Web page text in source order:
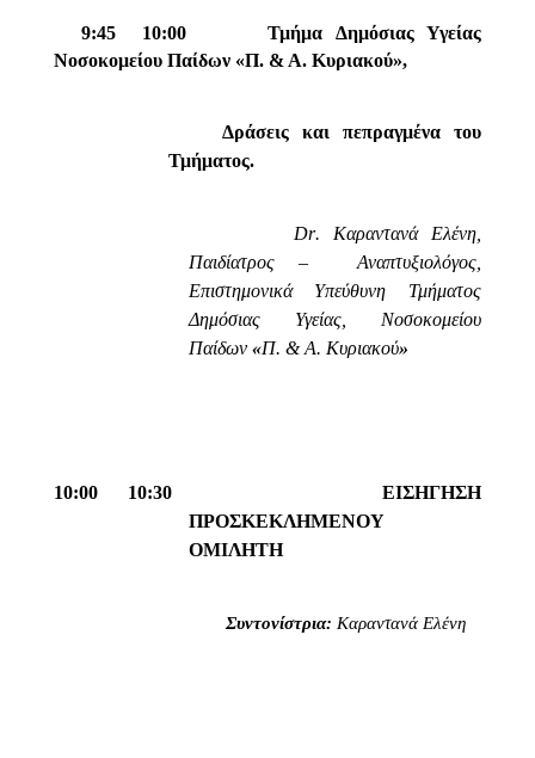
9:45  10:00
Τμήμα Δημόσιας Υγείας
Νοσοκομείου Παίδων «Π. & Α. Κυριακού»,
Δράσεις και πεπραγμένα του
Τμήματος.
Dr. Καραντανά Ελένη,
Παιδίατρος –
Αναπτυξιολόγος,
Επιστημονικά Υπεύθυνη Τμήματος
Δημόσιας Υγείας, Νοσοκομείου
Παίδων «Π. & Α. Κυριακού»
10:00  10:30
ΕΙΣΗΓΗΣΗ
ΠΡΟΣΚΕΚΛΗΜΕΝΟΥ
ΟΜΙΛΗΤΗ
Συντονίστρια: Καραντανά Ελένη